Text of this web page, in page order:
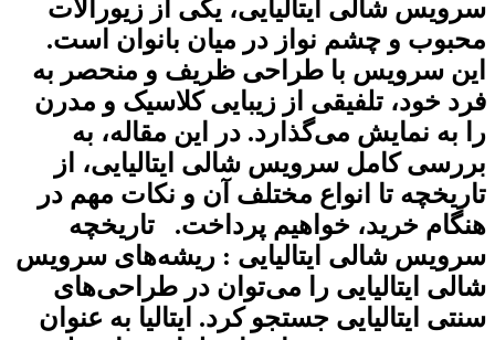
شالی ایتالیایی، یکی از زیورآلات
و چشم نواز در میان بانوان است.
سرویس با طراحی ظریف و منحصر به
خود، تلفیقی از زیبایی کلاسیک و مدرن
به نمایش می‌گذارد. در این مقاله، به
کامل سرویس شالی ایتالیایی، از
تا انواع مختلف آن و نکات مهم در
خرید، خواهیم پرداخت. تاریخچه
شالی ایتالیایی : ریشه‌های سرویس
ایتالیایی را می‌توان در طراحی‌های
ایتالیایی جستجو کرد. ایتالیا به عنوان